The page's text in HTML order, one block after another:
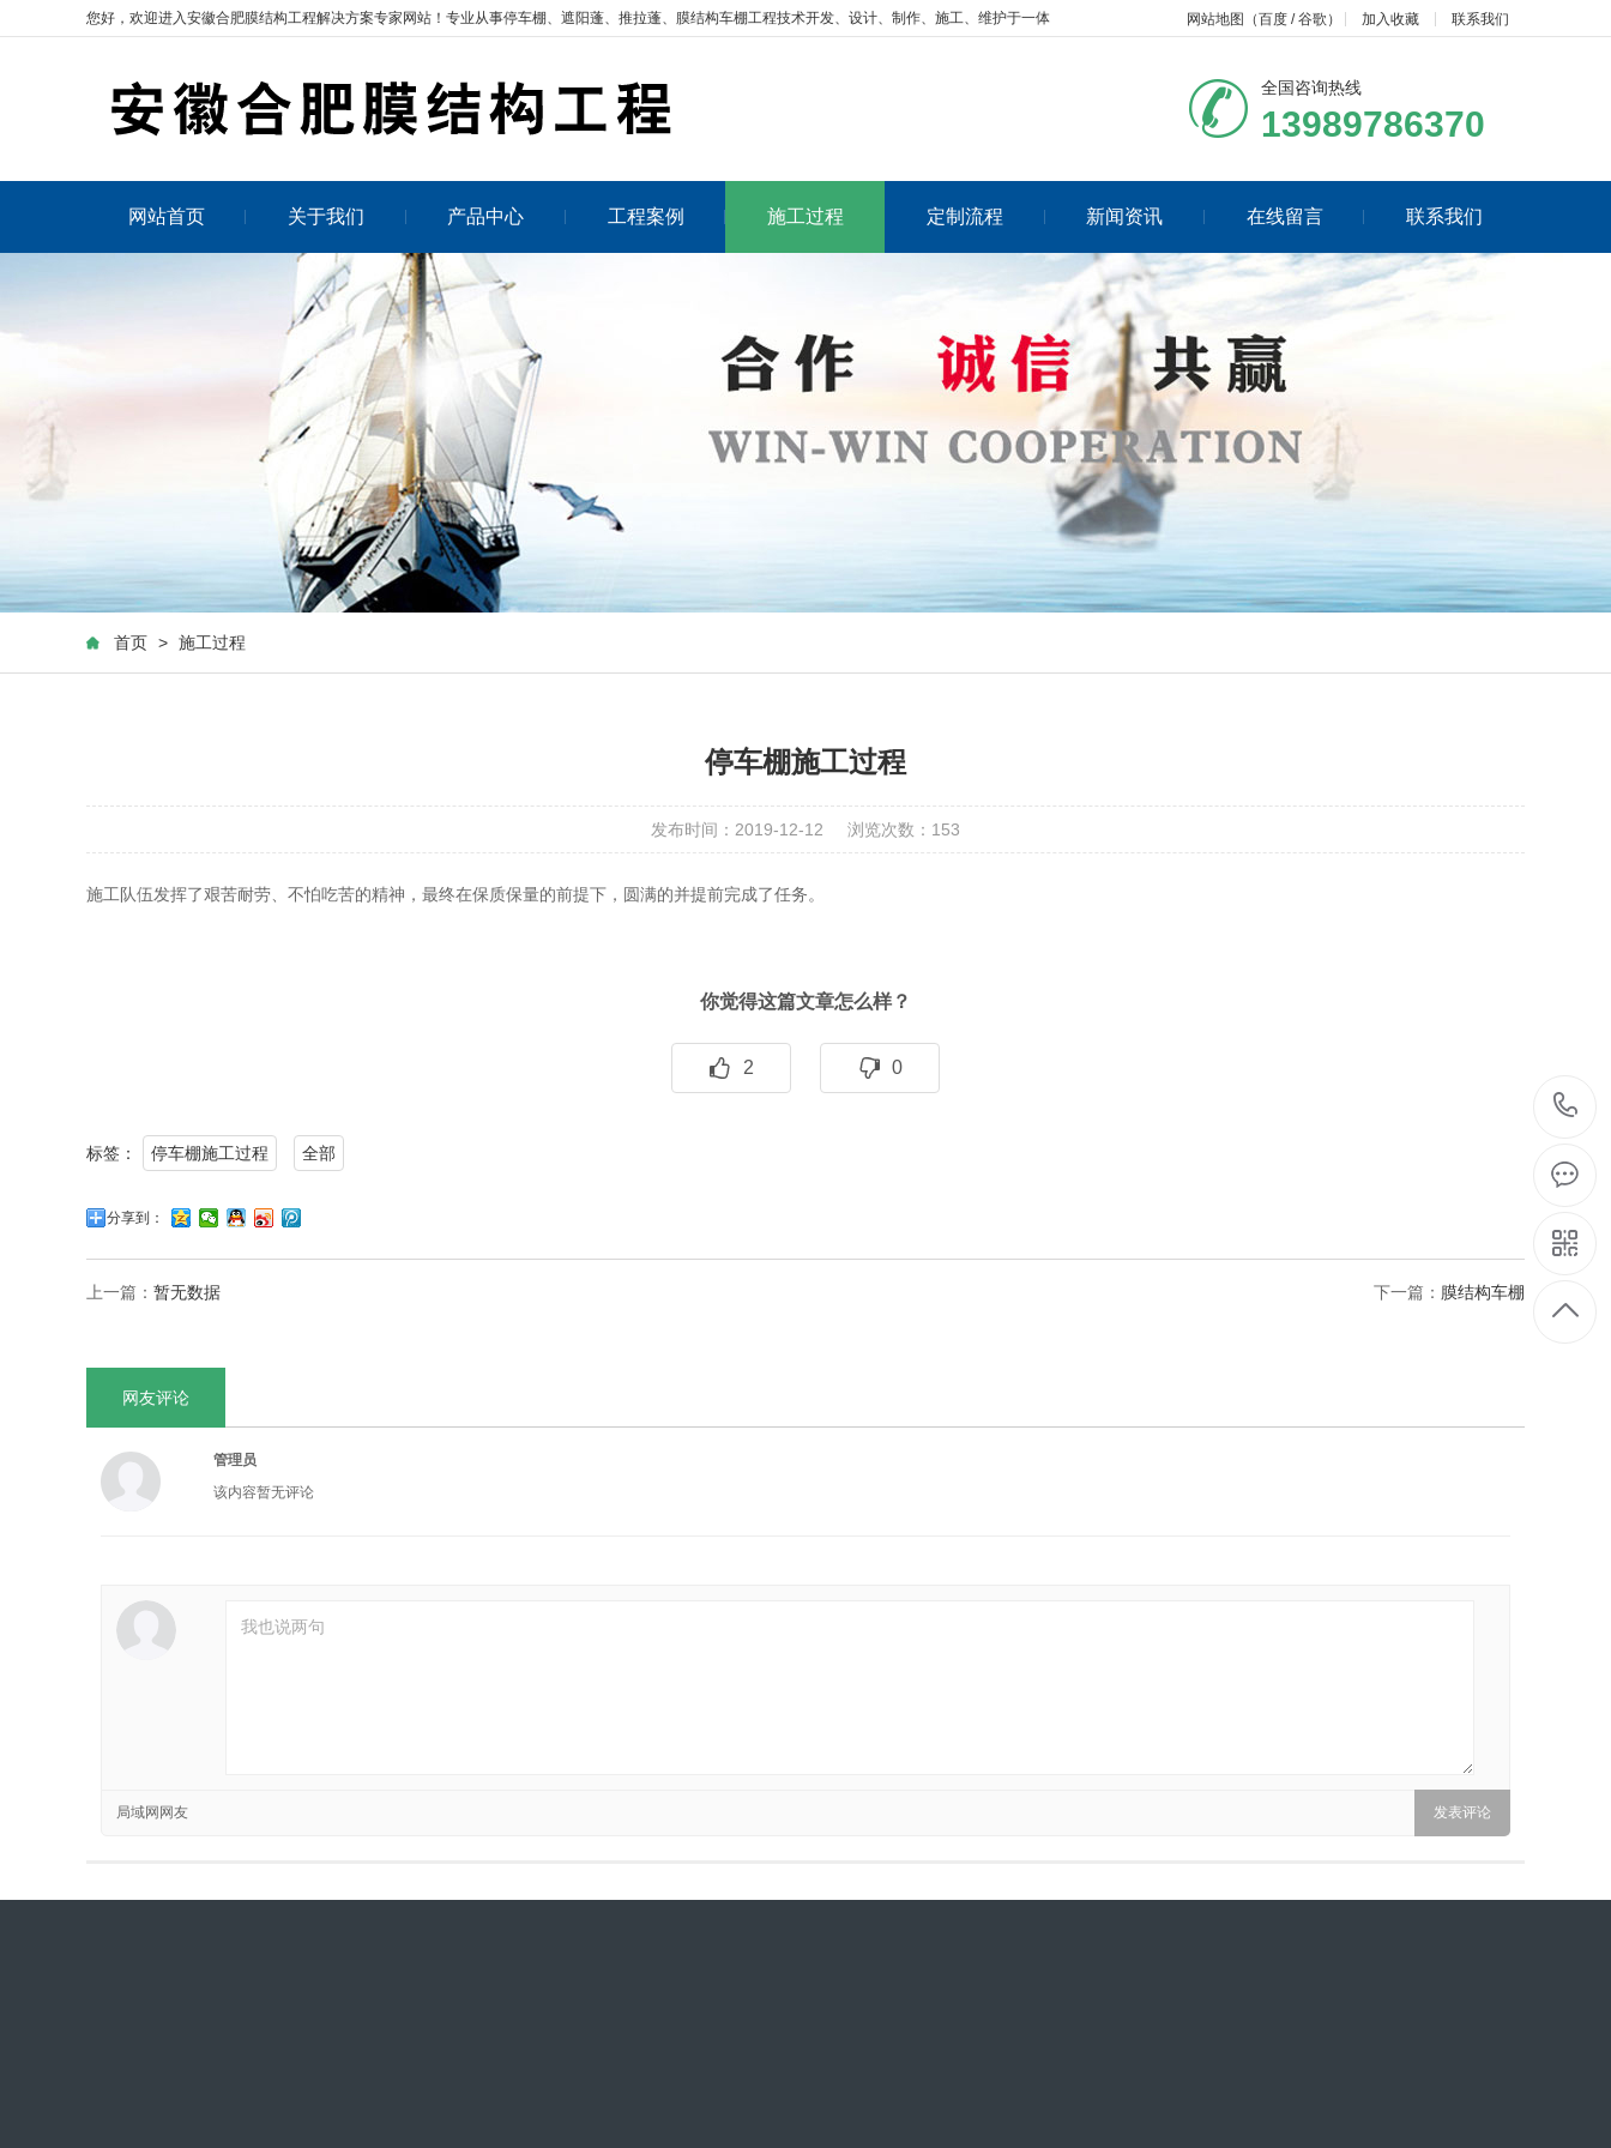
您好，欢迎进入安徽合肥膜结构工程解决方案专家网站！专业从事停车棚、遮阳蓬、推拉蓬、膜结构车棚工程技术开发、设计、制作、施工、维护于一体 网站地图 （百度 /谷歌 ） 加入收藏 联系我们
全国咨询热线
13989786370
网站首页 关于我们 产品中心 工程案例 施工过程 定制流程 新闻资讯 在线留言 联系我们
首页 > 施工过程
停车棚施工过程
发布时间：2019-12-12 浏览次数： 153
施工队伍发挥了艰苦耐劳、不怕吃苦的精神，最终在保质保量的前提下，圆满的并提前完成了任务。
你觉得这篇文章怎么样？
2 0
标签： 停车棚施工过程 全部
分享到：
上一篇： 暂无数据 下一篇： 膜结构车棚
网友评论
管理员
该内容暂无评论
局域网网友